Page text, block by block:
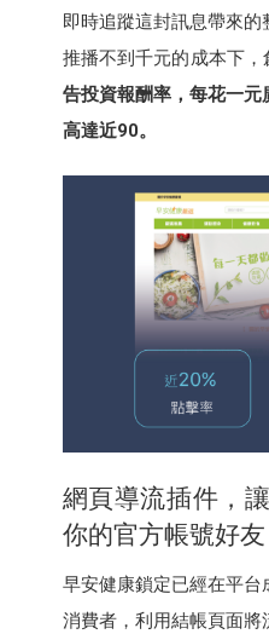
即時追蹤這封訊息帶來
推播不到千元的成本下，
告投資報酬率，每花一元
高達近90。
網頁導流插件，
你的官方帳號好友
早安健康鎖定已經在平
消費者，利用結帳頁面將